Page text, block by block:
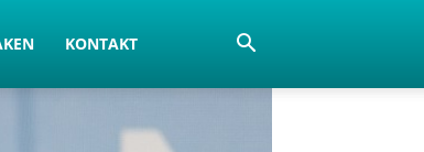
KONTAKT